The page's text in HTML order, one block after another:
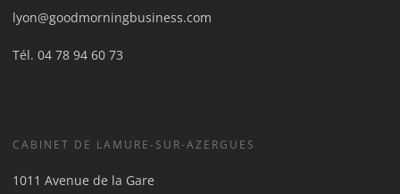
lyon@goodmorningbusiness.com
Tél.04 78 94 60 73
CABINET DE LAMURE-SUR-AZERGUES
1011 Avenue de la Gare